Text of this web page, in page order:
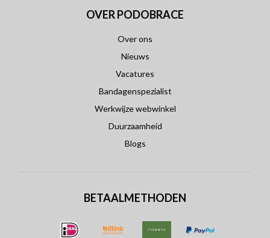
OVER PODOBRACE
Over ons
Nieuws
Vacatures
Bandagenspezialist
Werkwijze webwinkel
Duurzaamheid
Blogs
BETAALMETHODEN